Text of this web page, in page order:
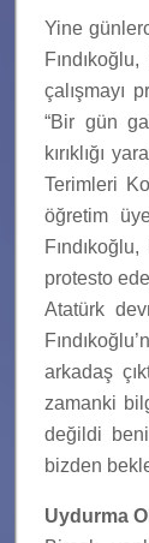
Yine
çalışmayı
“Bir gün
kırıklığı
Terimleri
öğretim
protesto
Atatürk
arkadaş
zamanki
değildi
bizden
Uydurma